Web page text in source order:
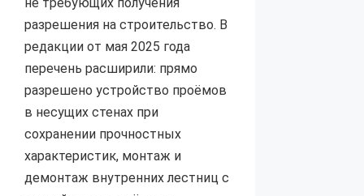
разрешения на строительство. В
редакции от мая 2025 года
перечень расширили: прямо
разрешено устройство проёмов
в несущих стенах при
сохранении прочностных
характеристик, монтаж и
демонтаж внутренних лестниц с